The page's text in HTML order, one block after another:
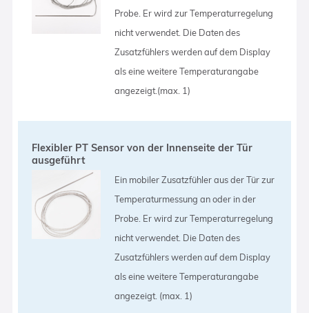
Probe. Er wird zur Temperaturregelung
nicht verwendet. Die Daten des
Zusatzfühlers werden auf dem Display
als eine weitere Temperaturangabe
angezeigt.(max. 1)
Flexibler PT Sensor von der Innenseite der Tür
ausgeführt
Ein mobiler Zusatzfühler aus der Tür zur
Temperaturmessung an oder in der
Probe. Er wird zur Temperaturregelung
nicht verwendet. Die Daten des
Zusatzfühlers werden auf dem Display
als eine weitere Temperaturangabe
angezeigt. (max. 1)